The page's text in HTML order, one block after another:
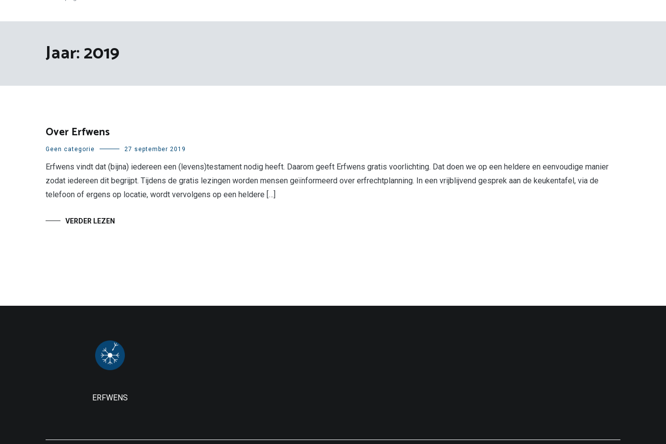
Jaar:2019
Over Erfwens
Geen categorie 27 september 2019
Erfwens vindt dat (bijna) iedereen een (levens)testament nodig heeft. Daarom geeft Erfwens gratis voorlichting. Dat doen we op een heldere en eenvoudige manier
zodat iedereen dit begrijpt. Tijdens de gratis lezingen worden mensen geïnformeerd over erfrechtplanning. In een vrijblijvend gesprek aan de keukentafel, via de
telefoon of ergens op locatie, wordt vervolgens op een heldere […]
VERDER LEZEN
ERFWENS